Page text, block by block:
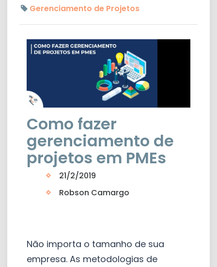
Gerenciamento de Projetos
Como fazer
gerenciamento de
projetos em PMEs
21/2/2019
Robson Camargo
Não importa o tamanho de sua
empresa. As metodologias de